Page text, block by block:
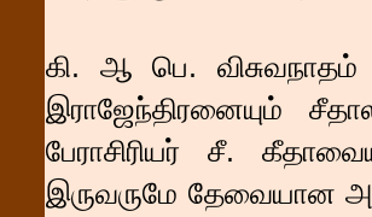
கி. ஆ பெ. விசுவநாதம்
இராஜேந்திரனையும்
பேராசிரியர் சீ.
இருவருமே தேவையான